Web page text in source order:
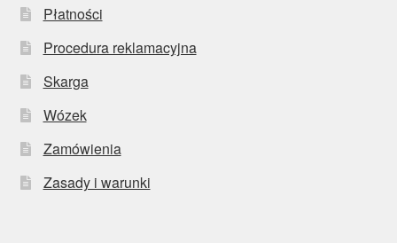
Płatności
Procedura reklamacyjna
Skarga
Wózek
Zamówienia
Zasady i warunki